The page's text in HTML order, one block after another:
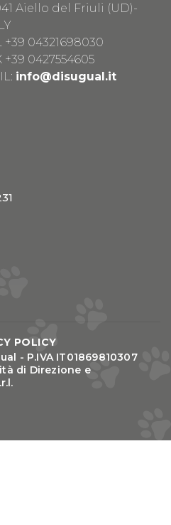
Aiello del Friuli (UD)-
+39 04321698030
+39 0427554605
info@disugual.it
POLICY
- P.IVA IT01869810307
di Direzione e